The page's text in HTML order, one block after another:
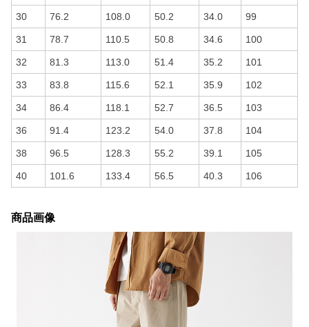
30 76.2 108.0 50.2 34.0 99
31 78.7 110.5 50.8 34.6 100
32 81.3 113.0 51.4 35.2 101
33 83.8 115.6 52.1 35.9 102
34 86.4 118.1 52.7 36.5 103
36 91.4 123.2 54.0 37.8 104
38 96.5 128.3 55.2 39.1 105
40 101.6 133.4 56.5 40.3 106
商品画像